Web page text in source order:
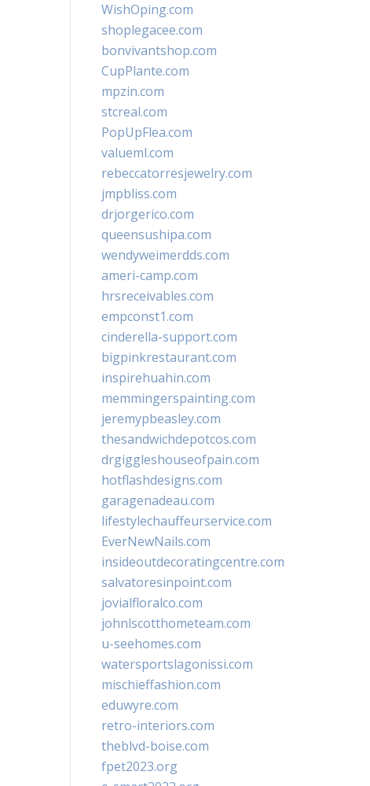
WishOping.com
shoplegacee.com
bonvivantshop.com
CupPlante.com
mpzin.com
stcreal.com
PopUpFlea.com
valueml.com
rebeccatorresjewelry.com
jmpbliss.com
drjorgerico.com
queensushipa.com
wendyweimerdds.com
ameri-camp.com
hrsreceivables.com
empconst1.com
cinderella-support.com
bigpinkrestaurant.com
inspirehuahin.com
memmingerspainting.com
jeremypbeasley.com
thesandwichdepotcos.com
drgiggleshouseofpain.com
hotflashdesigns.com
garagenadeau.com
lifestylechauffeurservice.com
EverNewNails.com
insideoutdecoratingcentre.com
salvatoresinpoint.com
jovialfloralco.com
johnlscotthometeam.com
u-seehomes.com
watersportslagonissi.com
mischieffashion.com
eduwyre.com
retro-interiors.com
theblvd-boise.com
fpet2023.org